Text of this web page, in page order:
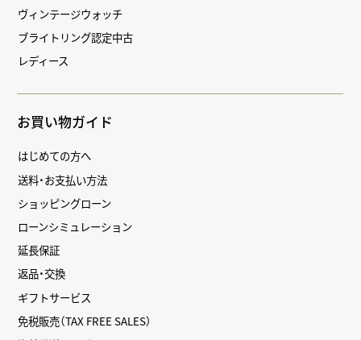
ヴィンテージウォッチ
ブライトリング認定中古
レディース
お買い物ガイド
はじめての方へ
送料・お支払い方法
ショッピングローン
ローンシミュレーション
延長保証
返品・交換
ギフトサービス
免税販売（TAX FREE SALES）